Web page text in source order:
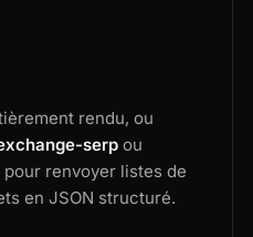
rendu, ou
serp ou
pour renvoyer listes de
en JSON structuré.